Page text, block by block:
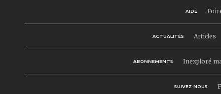
AIDE
ACTUALITÉS Articles
ABONNEMENTS Inexploré
SUIVEZ-NOUS